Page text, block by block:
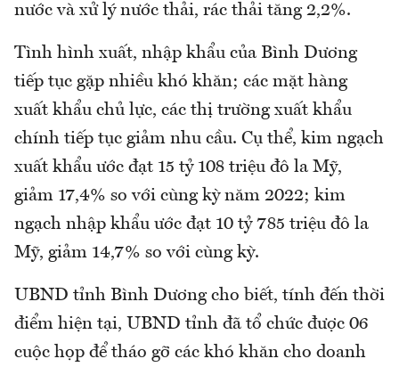
nước và xử lý nước thải, rác thải tăng 2,2%.
Tình hình xuất, nhập khẩu của Bình Dương
tiếp tục gặp nhiều khó khăn; các mặt hàng
xuất khẩu chủ lực, các thị trường xuất khẩu
chính tiếp tục giảm nhu cầu. Cụ thể, kim ngạch
xuất khẩu ước đạt 15 tỷ 108 triệu đô la Mỹ,
giảm 17,4% so với cùng kỳ năm 2022; kim
ngạch nhập khẩu ước đạt 10 tỷ 785 triệu đô la
Mỹ, giảm 14,7% so với cùng kỳ.
UBND tỉnh Bình Dương cho biết, tính đến thời
điểm hiện tại, UBND tỉnh đã tổ chức được 06
cuộc họp để tháo gỡ các khó khăn cho doanh